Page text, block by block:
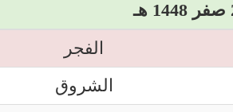
الفجر
الشروق